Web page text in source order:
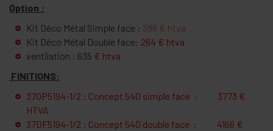
Option :
Kit Déco Métal Simple face : 386 € htva
Kit Déco Métal Double face: 264 € htva
ventilation : 635 € htva
FINITIONS:
37OP5194-1/2 : Concept 540 simple face : 3773 €
HTVA
37DF5194-1/2 : Concept 540 double face : 4166 €